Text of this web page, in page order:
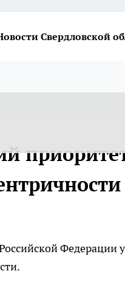
Свердловской
Федерации